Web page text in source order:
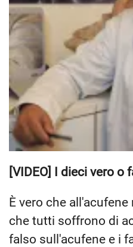
[VIDEO] I dieci vero o
È vero che all'acufene
che tutti soffrono di
falso sull'acufene e i